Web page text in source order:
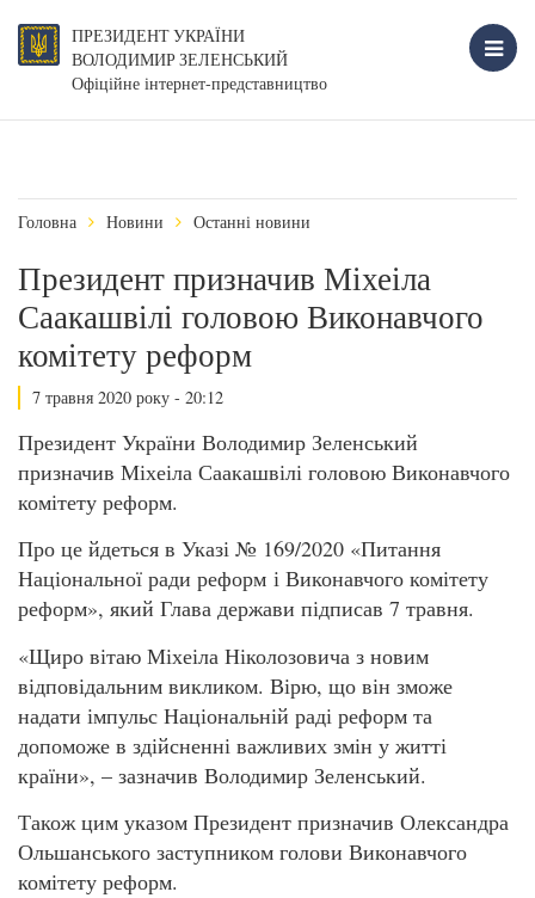
ПРЕЗИДЕНТ УКРАЇНИ
ВОЛОДИМИР ЗЕЛЕНСЬКИЙ
Офіційне інтернет-представництво
Головна Новини Останні новини
Президент призначив Міхеіла
Саакашвілі головою Виконавчого
комітету реформ
7 травня 2020 року - 20:12
Президент України Володимир Зеленський
призначив Міхеіла Саакашвілі головою Виконавчого
комітету реформ.
Про це йдеться в Указі № 169/2020 «Питання
Національної ради реформ і Виконавчого комітету
реформ», який Глава держави підписав 7 травня.
«Щиро вітаю Міхеіла Ніколозовича з новим
відповідальним викликом. Вірю, що він зможе
надати імпульс Національній раді реформ та
допоможе в здійсненні важливих змін у житті
країни», – зазначив Володимир Зеленський.
Також цим указом Президент призначив Олександра
Ольшанського заступником голови Виконавчого
комітету реформ.